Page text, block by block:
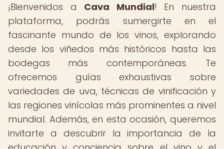
¡Bienvenidos a Cava Mundial! En nuestra
plataforma, podrás sumergirte en el
fascinante mundo de los vinos, explorando
desde los viñedos más históricos hasta las
bodegas más contemporáneas. Te
ofrecemos guías exhaustivas sobre
variedades de uva, técnicas de vinificación y
las regiones vinícolas más prominentes a nivel
mundial. Además, en esta ocasión, queremos
invitarte a descubrir la importancia de la